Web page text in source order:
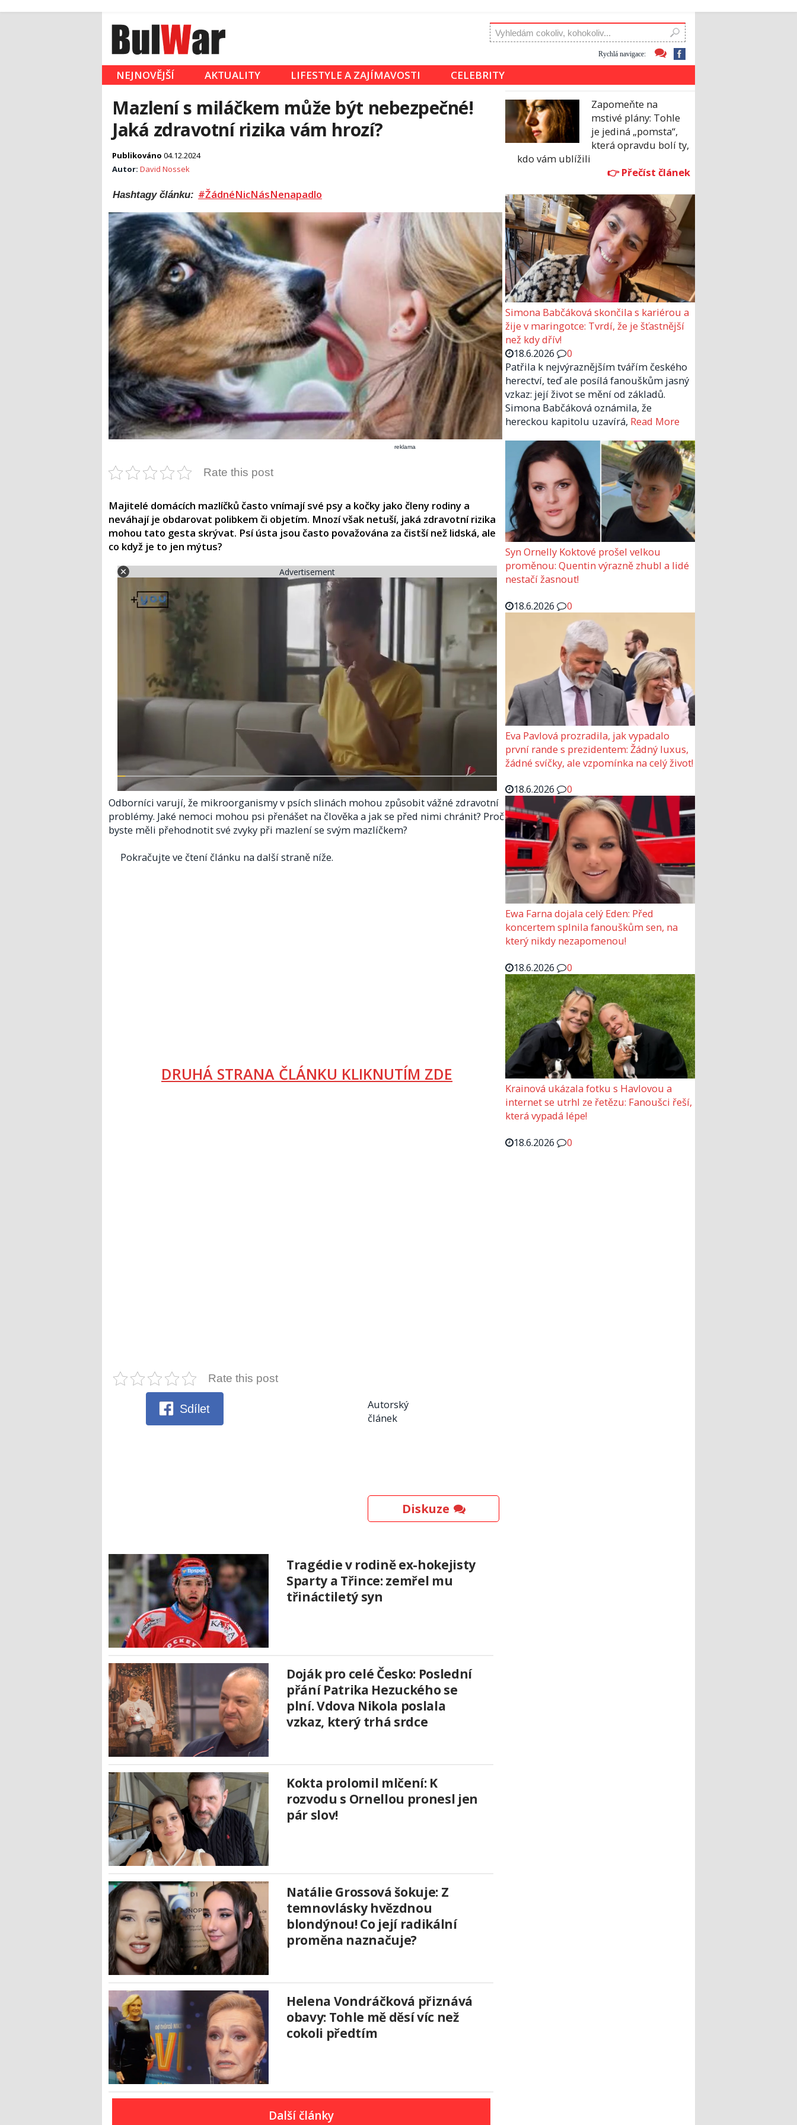
Rychlá navigace:
NEJNOVĚJŠÍ AKTUALITY LIFESTYLE A ZAJÍMAVOSTI CELEBRITY
Mazlení s miláčkem může být nebezpečné!
Jaká zdravotní rizika vám hrozí?
Publikováno 04.12.2024
Autor: David Nossek
Hashtagy článku: #ŽádnéNicNásNenapadlo
reklama
Rate this post
Majitelé domácích mazlíčků často vnímají své psy a kočky jako členy rodiny a
neváhají je obdarovat polibkem či objetím. Mnozí však netuší, jaká zdravotní rizika
mohou tato gesta skrývat. Psí ústa jsou často považována za čistší než lidská, ale
co když je to jen mýtus?
Advertisement
Odborníci varují, že mikroorganismy v psích slinách mohou způsobit vážné zdravotní
problémy. Jaké nemoci mohou psi přenášet na člověka a jak se před nimi chránit? Proč
byste měli přehodnotit své zvyky při mazlení se svým mazlíčkem?
Pokračujte ve čtení článku na další straně níže.
DRUHÁ STRANA ČLÁNKU KLIKNUTÍM ZDE
Rate this post
Sdílet
Autorský
článek
Diskuze
Tragédie v rodině ex-hokejisty
Sparty a Třince: zemřel mu
třináctiletý syn
Doják pro celé Česko: Poslední
přání Patrika Hezuckého se
plní. Vdova Nikola poslala
vzkaz, který trhá srdce
Kokta prolomil mlčení: K
rozvodu s Ornellou pronesl jen
pár slov!
Natálie Grossová šokuje: Z
temnovlásky hvězdnou
blondýnou! Co její radikální
proměna naznačuje?
Helena Vondráčková přiznává
obavy: Tohle mě děsí víc než
cokoli předtím
Další články
Zapomeňte na
mstivé plány: Tohle
je jediná „pomsta“,
která opravdu bolí ty,
kdo vám ublížili
Simona Babčáková skončila s kariérou a
žije v maringotce: Tvrdí, že je šťastnější
než kdy dřív!
18.6.2026
0
Patřila k nejvýraznějším tvářím českého
herectví, teď ale posílá fanouškům jasný
vzkaz: její život se mění od základů.
Simona Babčáková oznámila, že
hereckou kapitolu uzavírá, Read More
Syn Ornelly Koktové prošel velkou
proměnou: Quentin výrazně zhubl a lidé
nestačí žasnout!
18.6.2026
0
Eva Pavlová prozradila, jak vypadalo
první rande s prezidentem: Žádný luxus,
žádné svíčky, ale vzpomínka na celý život!
18.6.2026
0
Ewa Farna dojala celý Eden: Před
koncertem splnila fanouškům sen, na
který nikdy nezapomenou!
18.6.2026
0
Krainová ukázala fotku s Havlovou a
internet se utrhl ze řetězu: Fanoušci řeší,
která vypadá lépe!
18.6.2026
0